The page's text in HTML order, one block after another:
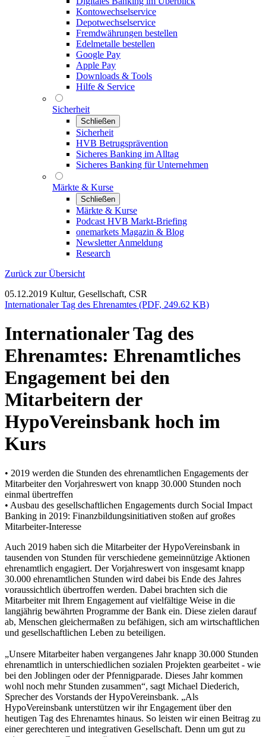
Kontowechselservice
Depotwechselservice
Fremdwährungen bestellen
Edelmetalle bestellen
Google Pay
Apple Pay
Downloads & Tools
Hilfe & Service
Sicherheit
Schließen
Sicherheit
HVB Betrugsprävention
Sicheres Banking im Alltag
Sicheres Banking für Unternehmen
Märkte & Kurse
Schließen
Märkte & Kurse
Podcast HVB Markt-Briefing
onemarkets Magazin & Blog
Newsletter Anmeldung
Research
Zurück zur Übersicht
05.12.2019 Kultur, Gesellschaft, CSR
Internationaler Tag des Ehrenamtes (PDF, 249.62 KB)
Internationaler Tag des
Ehrenamtes: Ehrenamtliches
Engagement bei den
Mitarbeitern der
HypoVereinsbank hoch im
Kurs
• 2019 werden die Stunden des ehrenamtlichen Engagements der
Mitarbeiter den Vorjahreswert von knapp 30.000 Stunden noch
einmal übertreffen
• Ausbau des gesellschaftlichen Engagements durch Social Impact
Banking in 2019: Finanzbildungsinitiativen stoßen auf großes
Mitarbeiter-Interesse
Auch 2019 haben sich die Mitarbeiter der HypoVereinsbank in
tausenden von Stunden für verschiedene gemeinnützige Aktionen
ehrenamtlich engagiert. Der Vorjahreswert von insgesamt knapp
30.000 ehrenamtlichen Stunden wird dabei bis Ende des Jahres
voraussichtlich übertroffen werden. Dabei brachten sich die
Mitarbeiter mit Ihrem Engagement auf vielfältige Weise in die
langjährig bewährten Programme der Bank ein. Diese zielen darauf
ab, Menschen gleichermaßen zu befähigen, sich am wirtschaftlichen
und gesellschaftlichen Leben zu beteiligen.
„Unsere Mitarbeiter haben vergangenes Jahr knapp 30.000 Stunden
ehrenamtlich in unterschiedlichen sozialen Projekten gearbeitet - wie
bei den Joblingen oder der Pfennigparade. Dieses Jahr kommen
wohl noch mehr Stunden zusammen“, sagt Michael Diederich,
Sprecher des Vorstands der HypoVereinsbank. „Als
HypoVereinsbank unterstützen wir ihr Engagement über den
heutigen Tag des Ehrenamtes hinaus. So leisten wir einen Beitrag zu
einer gerechteren und integrativen Gesellschaft. Denn um gut zu